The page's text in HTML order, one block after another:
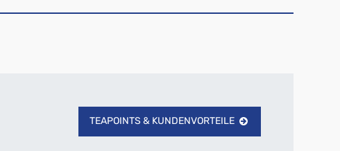
TEAPOINTS & KUNDENVORTEILE